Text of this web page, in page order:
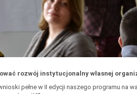
rozwój instytucjonalny własnej
pełne w II edycji naszego programu na